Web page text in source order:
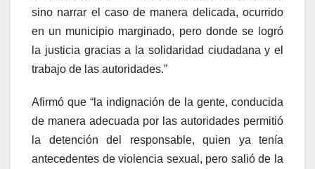
sino narrar el caso de manera delicada, ocurrido
en un municipio marginado, pero donde se logró
la justicia gracias a la solidaridad ciudadana y el
trabajo de las autoridades.”
Afirmó que “la indignación de la gente, conducida
de manera adecuada por las autoridades permitió
la detención del responsable, quien ya tenía
antecedentes de violencia sexual, pero salió de la